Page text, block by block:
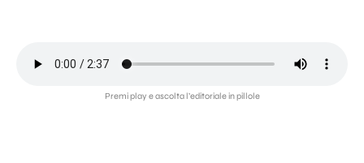
Premi play e ascolta l’editoriale in pillole